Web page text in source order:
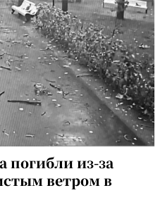
из-за
ветром в